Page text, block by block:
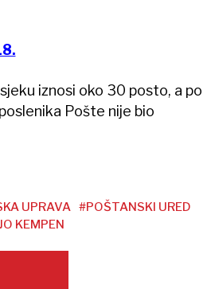
iznosi oko 30 posto, a po
Pošte nije bio
UPRAVA #POŠTANSKI URED
KEMPEN